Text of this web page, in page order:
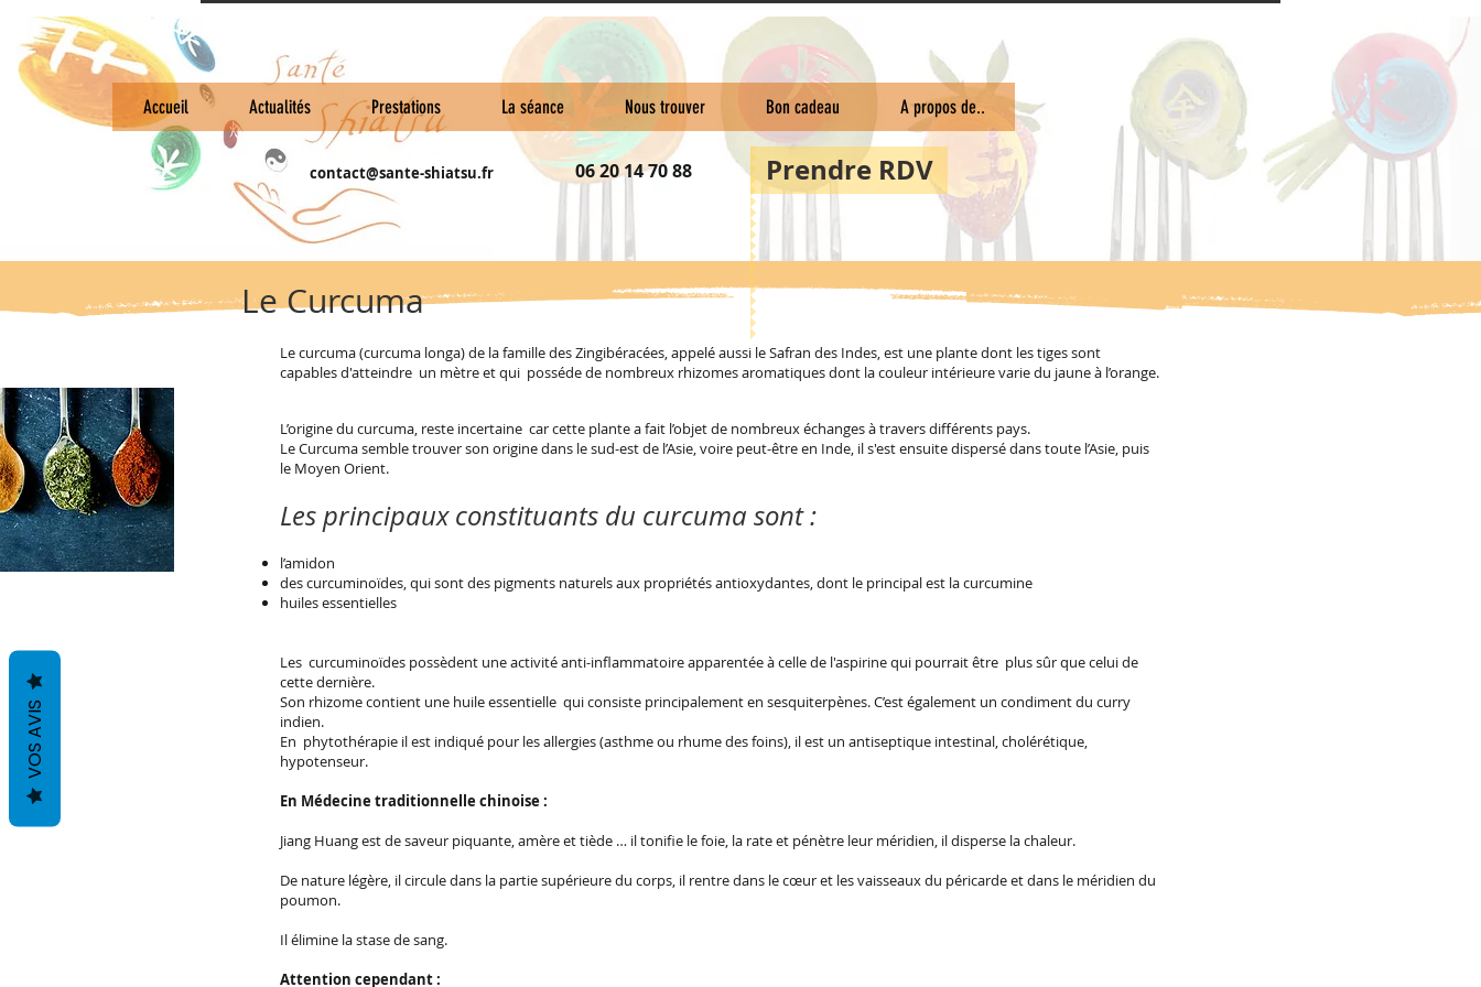
Accueil Actualités Prestations La séance Nous trouver Bon cadeau A propos de..
contact@sante-shiatsu.fr 06 20 14 70 88 Prendre RDV
Le Curcuma
Le curcuma (curcuma longa) de la famille des Zingibéracées, appelé aussi le Safran des Indes, est une plante dont les tiges sont
capables d'atteindre un mètre et qui posséde de nombreux rhizomes aromatiques dont la couleur intérieure varie du jaune à l’orange.
L’origine du curcuma, reste incertaine car cette plante a fait l’objet de nombreux échanges à travers différents pays.
Le Curcuma semble trouver son origine dans le sud-est de l’Asie, voire peut-être en Inde, il s'est ensuite dispersé dans toute l’Asie, puis
le Moyen Orient.
Les principaux constituants du curcuma sont :
l’amidon
des curcuminoïdes, qui sont des pigments naturels aux propriétés antioxydantes, dont le principal est la curcumine
huiles essentielles
Les curcuminoïdes possèdent une activité anti-inflammatoire apparentée à celle de l'aspirine qui pourrait être plus sûr que celui de
cette dernière.
Son rhizome contient une huile essentielle qui consiste principalement en sesquiterpènes. C’est également un condiment du curry
indien.
En phytothérapie il est indiqué pour les allergies (asthme ou rhume des foins), il est un antiseptique intestinal, cholérétique,
hypotenseur.
En Médecine traditionnelle chinoise :
Jiang Huang est de saveur piquante, amère et tiède … il tonifie le foie, la rate et pénètre leur méridien, il disperse la chaleur.
De nature légère, il circule dans la partie supérieure du corps, il rentre dans le cœur et les vaisseaux du péricarde et dans le méridien du
poumon.
Il élimine la stase de sang.
Attention cependant :
VOS AVIS